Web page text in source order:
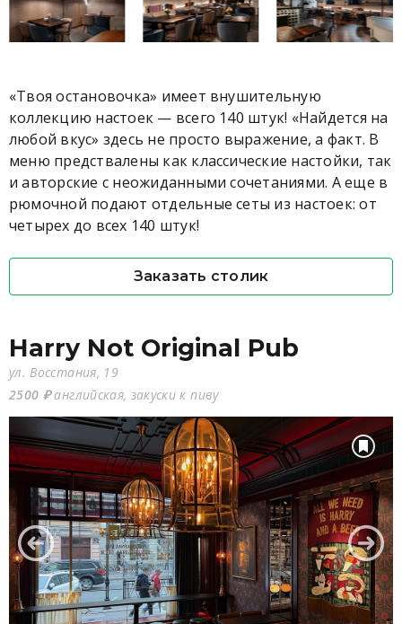
«Твоя остановочка» имеет внушительную
коллекцию настоек — всего 140 штук! «Найдется на
любой вкус» здесь не просто выражение, а факт. В
меню предствалены как классические настойки, так
и авторские с неожиданными сочетаниями. А еще в
рюмочной подают отдельные сеты из настоек: от
четырех до всех 140 штук!
Заказать столик
Harry Not Original Pub
ул. Восстания, 19
2500 ₽английская, закуски к пиву